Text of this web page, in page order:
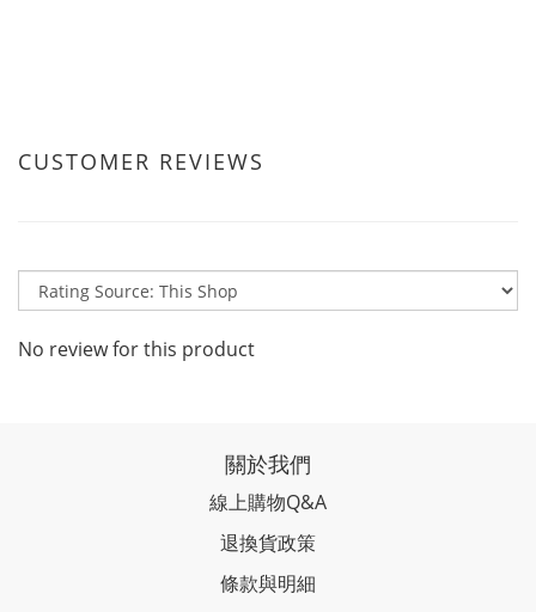
CUSTOMER REVIEWS
No review for this product
關於我們
線上購物Q&A
退換貨政策
條款與明細